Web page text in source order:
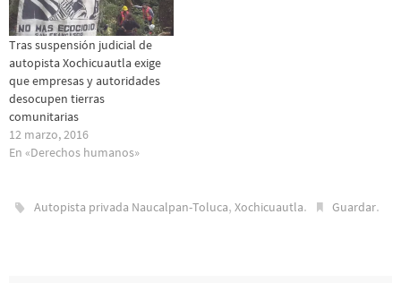
Tras suspensión judicial de
autopista Xochicuautla exige
que empresas y autoridades
desocupen tierras
comunitarias
12 marzo, 2016
En «Derechos humanos»
Autopista privada Naucalpan-Toluca,Xochicuautla. Guardar.